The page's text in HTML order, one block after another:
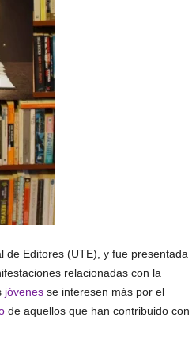
de Editores (UTE), y fue presentada
relacionadas con la
jóvenesse interesen más por el
de aquellos que han contribuido con